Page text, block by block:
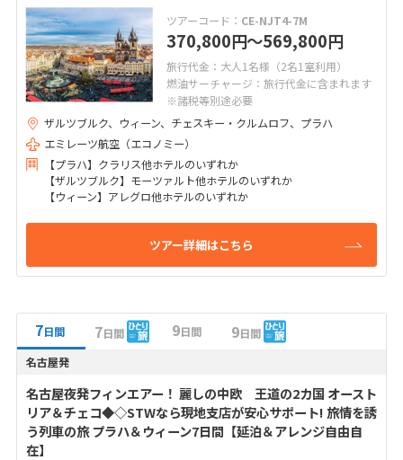
ツアーコード： CE-NJT4-7M
370,800円〜569,800円
旅行代金：大人1名様（2名1室利用）
燃油サーチャージ：旅行代金に含まれます
※諸税等別途必要
ザルツブルク、ウィーン、チェスキー・クルムロフ、プラハ
エミレーツ航空（エコノミー）
【プラハ】クラリス他ホテルのいずれか
【ザルツブルク】モーツァルト他ホテルのいずれか
【ウィーン】アレグロ他ホテルのいずれか
ツアー詳細はこちら
7日間 7日間 9日間 9日間
名古屋発
名古屋夜発フィンエアー！ 麗しの中欧 王道の2カ国 オースト
リア＆チェコ◆◇STWなら現地支店が安心サポート! 旅情を誘
う列車の旅 プラハ＆ウィーン7日間【延泊＆アレンジ自由自
在】